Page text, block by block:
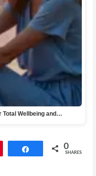
Total Wellbeing and…
Share 0
SHARES